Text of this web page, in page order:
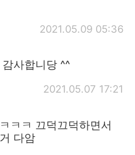
2021.05.09 05:36
감사합니당 ^^
2021.05.07 17:21
ㅋㅋ 끄덕끄덕하면서
다암